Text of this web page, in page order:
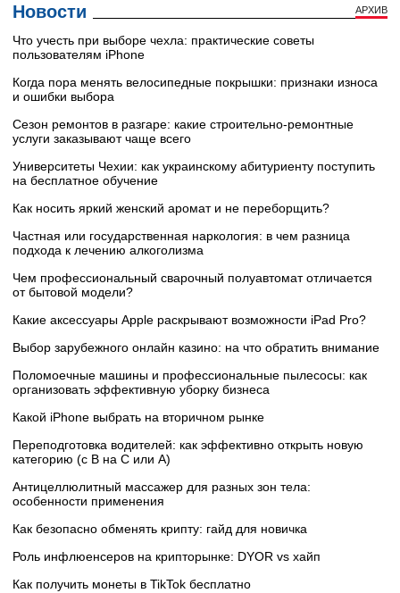
Новости АРХИВ
Что учесть при выборе чехла: практические советы
пользователям iPhone
Когда пора менять велосипедные покрышки: признаки износа
и ошибки выбора
Сезон ремонтов в разгаре: какие строительно-ремонтные
услуги заказывают чаще всего
Университеты Чехии: как украинскому абитуриенту поступить
на бесплатное обучение
Как носить яркий женский аромат и не переборщить?
Частная или государственная наркология: в чем разница
подхода к лечению алкоголизма
Чем профессиональный сварочный полуавтомат отличается
от бытовой модели?
Какие аксессуары Apple раскрывают возможности iPad Pro?
Выбор зарубежного онлайн казино: на что обратить внимание
Поломоечные машины и профессиональные пылесосы: как
организовать эффективную уборку бизнеса
Какой iPhone выбрать на вторичном рынке
Переподготовка водителей: как эффективно открыть новую
категорию (с B на C или А)
Антицеллюлитный массажер для разных зон тела:
особенности применения
Как безопасно обменять крипту: гайд для новичка
Роль инфлюенсеров на крипторынке: DYOR vs хайп
Как получить монеты в TikTok бесплатно